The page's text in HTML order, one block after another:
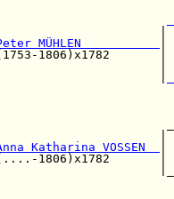
|
MÜHLEN
| (1753-
|
|
Katharina VOSSEN
(....-